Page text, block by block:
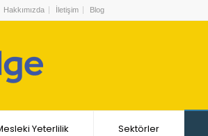
Hakkımızda İletişim Blog
Yeterlilik Sektörler